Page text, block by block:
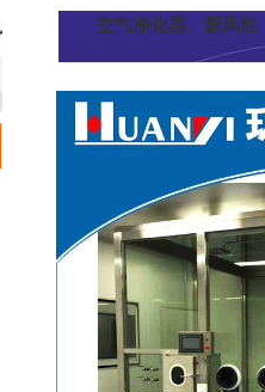
空气净化器、新风性
能测试系列